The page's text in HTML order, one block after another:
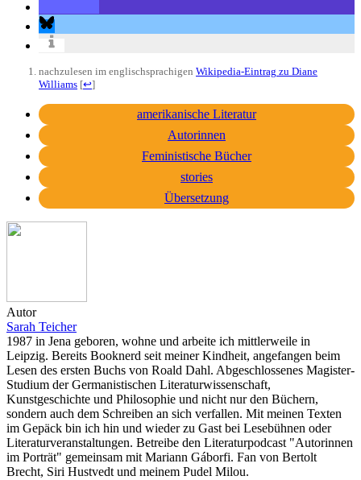
nachzulesen im englischsprachigen Wikipedia-Eintrag zu Diane
Williams [↩]
amerikanische Literatur
Autorinnen
Feministische Bücher
stories
Übersetzung
Autor
Sarah Teicher
1987 in Jena geboren, wohne und arbeite ich mittlerweile in
Leipzig. Bereits Booknerd seit meiner Kindheit, angefangen beim
Lesen des ersten Buchs von Roald Dahl. Abgeschlossenes Magister-
Studium der Germanistischen Literaturwissenschaft,
Kunstgeschichte und Philosophie und nicht nur den Büchern,
sondern auch dem Schreiben an sich verfallen. Mit meinen Texten
im Gepäck bin ich hin und wieder zu Gast bei Lesebühnen oder
Literaturveranstaltungen. Betreibe den Literaturpodcast "Autorinnen
im Porträt" gemeinsam mit Mariann Gáborfi. Fan von Bertolt
Brecht, Siri Hustvedt und meinem Pudel Milou.